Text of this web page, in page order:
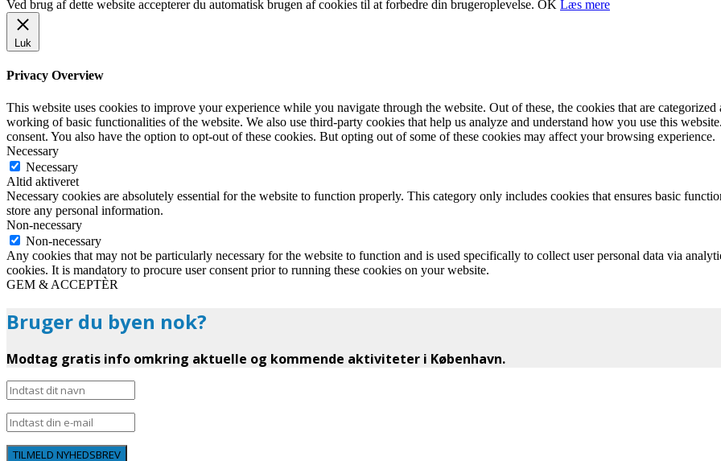
Ved brug af dette website accepterer du automatisk brugen af cookies til at forbedre din brugeroplevelse. OK Læs mere
Luk
Privacy Overview
This website uses cookies to improve your experience while you navigate through the website. Out of these, the cookies that are categorized
working of basic functionalities of the website. We also use third-party cookies that help us analyze and understand how you use this
consent. You also have the option to opt-out of these cookies. But opting out of some of these cookies may affect your browsing experience.
Necessary
Necessary
Altid aktiveret
Necessary cookies are absolutely essential for the website to function properly. This category only includes cookies that ensures basic
store any personal information.
Non-necessary
Non-necessary
Any cookies that may not be particularly necessary for the website to function and is used specifically to collect user personal data via
cookies. It is mandatory to procure user consent prior to running these cookies on your website.
GEM & ACCEPTÈR
Bruger du byen nok?
Modtag gratis info omkring aktuelle og kommende aktiviteter i København.
TILMELD NYHEDSBREV